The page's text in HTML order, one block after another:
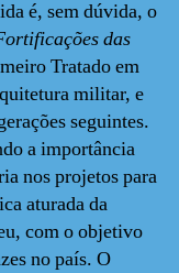
é, sem dúvida, o
das
Tratado em
militar, e
seguintes.
a importância
nos projetos para
aturada da
com o objetivo
no país. O